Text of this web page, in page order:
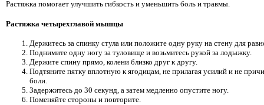
Растяжка помогает улучшить гибкость и уменьшить боль и травмы.
Растяжка четырехглавой мышцы
Держитесь за спинку стула или положите одну руку на стену для
Поднимите одну ногу за туловище и возьмитесь рукой за лодыжку.
Держите спину прямо, колени близко друг к другу.
Подтяните пятку вплотную к ягодицам, не прилагая усилий и не
боли.
Задержитесь до 30 секунд, а затем медленно опустите ногу.
Поменяйте стороны и повторите.